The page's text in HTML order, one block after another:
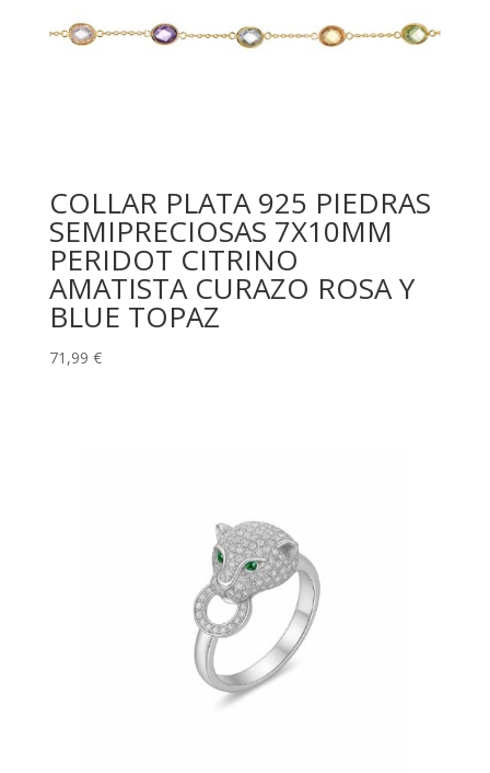
COLLAR PLATA 925 PIEDRAS
SEMIPRECIOSAS 7X10MM
PERIDOT CITRINO
AMATISTA CURAZO ROSA Y
BLUE TOPAZ
71,99 €